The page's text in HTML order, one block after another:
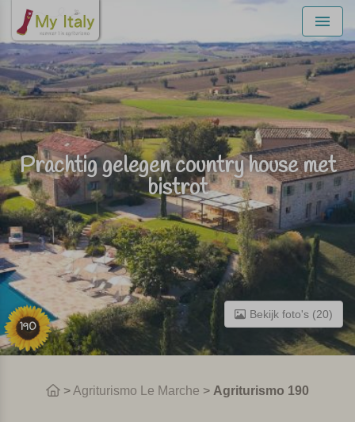
Menu
190
Bekijk foto's (20)
Prachtig gelegen country house met
bistrot
>Agriturismo Le Marche > Agriturismo 190